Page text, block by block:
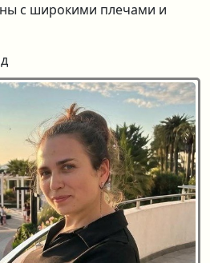
с широкими плечами и